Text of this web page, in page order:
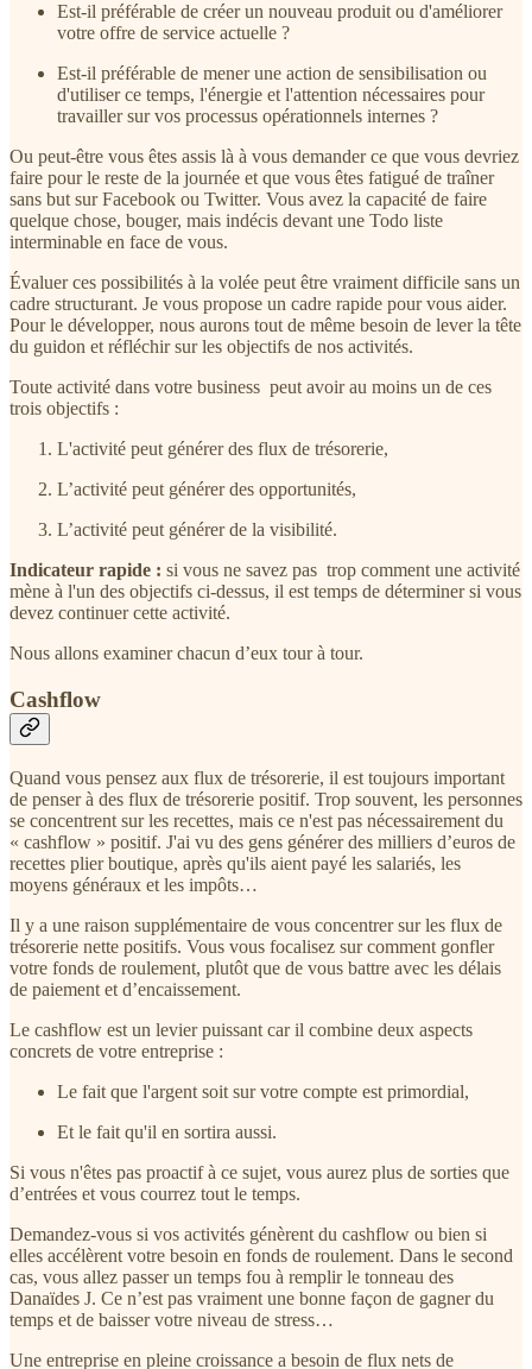
Est-il préférable de créer un nouveau produit ou d'améliorer
votre offre de service actuelle ?
Est-il préférable de mener une action de sensibilisation ou
d'utiliser ce temps, l'énergie et l'attention nécessaires pour
travailler sur vos processus opérationnels internes ?
Ou peut-être vous êtes assis là à vous demander ce que vous devriez
faire pour le reste de la journée et que vous êtes fatigué de traîner
sans but sur Facebook ou Twitter. Vous avez la capacité de faire
quelque chose, bouger, mais indécis devant une Todo liste
interminable en face de vous.
Évaluer ces possibilités à la volée peut être vraiment difficile sans un
cadre structurant. Je vous propose un cadre rapide pour vous aider.
Pour le développer, nous aurons tout de même besoin de lever la tête
du guidon et réfléchir sur les objectifs de nos activités.
Toute activité dans votre business peut avoir au moins un de ces
trois objectifs :
L'activité peut générer des flux de trésorerie,
L’activité peut générer des opportunités,
L’activité peut générer de la visibilité.
Indicateur rapide : si vous ne savez pas trop comment une activité
mène à l'un des objectifs ci-dessus, il est temps de déterminer si vous
devez continuer cette activité.
Nous allons examiner chacun d’eux tour à tour.
Cashflow
Quand vous pensez aux flux de trésorerie, il est toujours important
de penser à des flux de trésorerie positif. Trop souvent, les personnes
se concentrent sur les recettes, mais ce n'est pas nécessairement du
« cashflow » positif. J'ai vu des gens générer des milliers d’euros de
recettes plier boutique, après qu'ils aient payé les salariés, les
moyens généraux et les impôts…
Il y a une raison supplémentaire de vous concentrer sur les flux de
trésorerie nette positifs. Vous vous focalisez sur comment gonfler
votre fonds de roulement, plutôt que de vous battre avec les délais
de paiement et d’encaissement.
Le cashflow est un levier puissant car il combine deux aspects
concrets de votre entreprise :
Le fait que l'argent soit sur votre compte est primordial,
Et le fait qu'il en sortira aussi.
Si vous n'êtes pas proactif à ce sujet, vous aurez plus de sorties que
d’entrées et vous courrez tout le temps.
Demandez-vous si vos activités génèrent du cashflow ou bien si
elles accélèrent votre besoin en fonds de roulement. Dans le second
cas, vous allez passer un temps fou à remplir le tonneau des
Danaïdes J. Ce n’est pas vraiment une bonne façon de gagner du
temps et de baisser votre niveau de stress…
Une entreprise en pleine croissance a besoin de flux nets de